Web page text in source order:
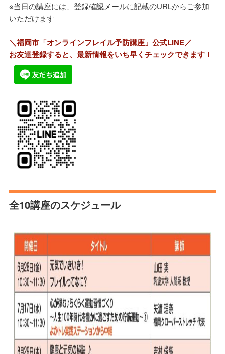
※当日の講座には、登録確認メールに記載のURLからご参加
いただけます
＼福岡市「オンラインフレイル予防講座」公式LINE／
お友達登録すると、最新情報をいち早くチェックできます！
全10講座のスケジュール